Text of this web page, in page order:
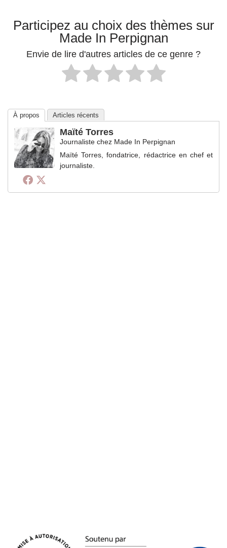
Participez au choix des thèmes sur
Made In Perpignan
Envie de lire d'autres articles de ce genre ?
À propos Articles récents
Maïté Torres
Journaliste chez Made In Perpignan
Maïté Torres, fondatrice, rédactrice en chef et
journaliste.